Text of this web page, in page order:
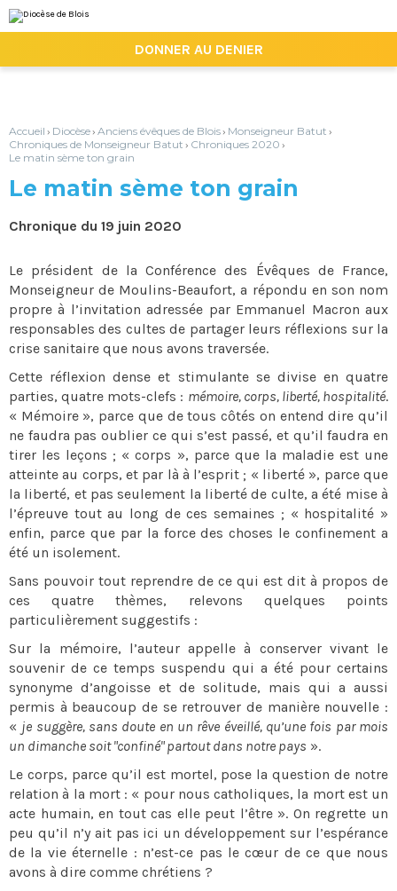
au
contenu.
la
personnels
DONNER AU DENIER
Accueil › Diocèse› Anciens évêques de Blois› Monseigneur Batut ›
Chroniques de Monseigneur Batut › Chroniques 2020 ›
Le matin sème ton grain
Le matin sème ton grain
Chronique du 19 juin 2020
Le président de la Conférence des Évêques de France,
Monseigneur de Moulins-Beaufort, a répondu en son nom
propre à l’invitation adressée par Emmanuel Macron aux
responsables des cultes de partager leurs réflexions sur la
crise sanitaire que nous avons traversée.
Cette réflexion dense et stimulante se divise en quatre
parties, quatre mots-clefs : mémoire, corps, liberté, hospitalité.
« Mémoire », parce que de tous côtés on entend dire qu’il
ne faudra pas oublier ce qui s’est passé, et qu’il faudra en
tirer les leçons ; « corps », parce que la maladie est une
atteinte au corps, et par là à l’esprit ; « liberté », parce que
la liberté, et pas seulement la liberté de culte, a été mise à
l’épreuve tout au long de ces semaines ; « hospitalité »
enfin, parce que par la force des choses le confinement a
été un isolement.
Sans pouvoir tout reprendre de ce qui est dit à propos de
ces quatre thèmes, relevons quelques points
particulièrement suggestifs :
Sur la mémoire, l’auteur appelle à conserver vivant le
souvenir de ce temps suspendu qui a été pour certains
synonyme d’angoisse et de solitude, mais qui a aussi
permis à beaucoup de se retrouver de manière nouvelle :
« je suggère, sans doute en un rêve éveillé, qu’une fois par mois
un dimanche soit "confiné" partout dans notre pays ».
Le corps, parce qu’il est mortel, pose la question de notre
relation à la mort : « pour nous catholiques, la mort est un
acte humain, en tout cas elle peut l’être ». On regrette un
peu qu’il n’y ait pas ici un développement sur l’espérance
de la vie éternelle : n’est-ce pas le cœur de ce que nous
avons à dire comme chrétiens ?